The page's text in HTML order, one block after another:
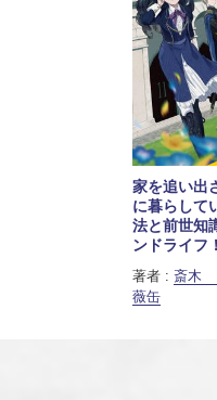
家を追い出
に暮らして
法と前世知
ンドライフ
著者 : 斎木
薇缶